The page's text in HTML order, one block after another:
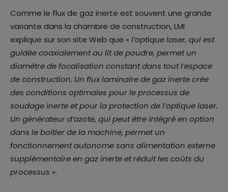
Comme le flux de gaz inerte est souvent une grande
variante dans la chambre de construction, LMI
explique sur son site Web que « l’optique laser, qui est
guidée coaxialement au lit de poudre, permet un
diamètre de focalisation constant dans tout l’espace
de construction. Un flux laminaire de gaz inerte crée
des conditions optimales pour le processus de
soudage inerte et pour la protection de l’optique laser.
Un générateur d’azote, qui peut être intégré en option
dans le boîtier de la machine, permet un
fonctionnement autonome sans alimentation externe
supplémentaire en gaz inerte et réduit les coûts du
processus ».